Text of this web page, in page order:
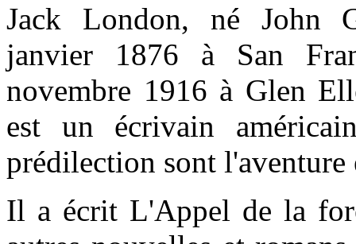
Jack London, né John
janvier 1876 à San
novembre 1916 à Glen
est un écrivain
prédilection sont l'aventure
Il a écrit L'Appel de la